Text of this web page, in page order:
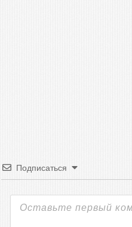
Подписаться